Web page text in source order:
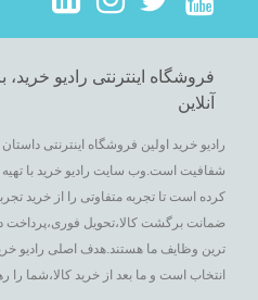
فروشگاه اینترنتی رادیو
آنلاین
رادیو خرید اولین فروشگاه اینترنتی
شفافیت است.وب سایت رادیو خرید با
ضمانت برگشت کالا،تحویل فوری،پرداخت
ترین وظایف ما هستند.هدف اصلی رادیو
انتخاب است و ما بعد از خرید کالا،شما را